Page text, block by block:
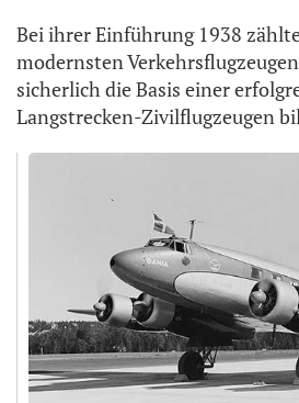
Bei ihrer Einführung 1938
modernsten
sicherlich die Basis einer
Langstrecken-Zivilflugzeugen